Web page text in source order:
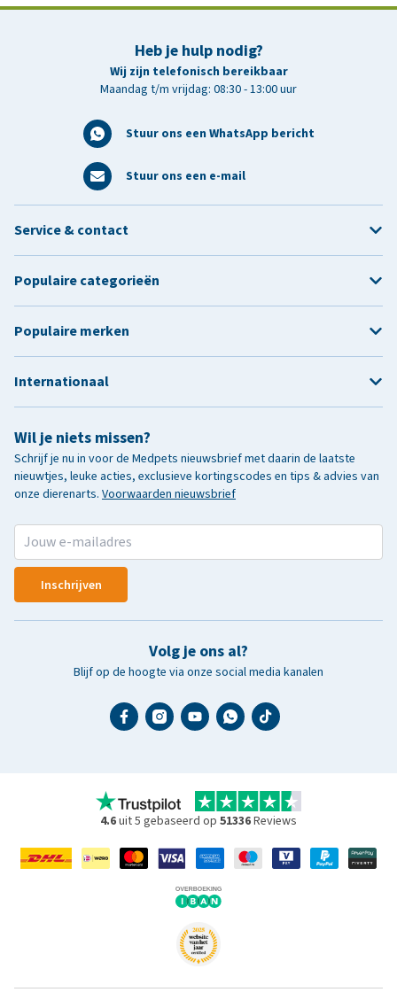
Heb je hulp nodig?
Wij zijn telefonisch bereikbaar
Maandag t/m vrijdag: 08:30 - 13:00 uur
Stuur ons een WhatsApp bericht
Stuur ons een e-mail
Wil je niets missen?
Schrijf je nu in voor de Medpets nieuwsbrief met daarin de laatste
nieuwtjes, leuke acties, exclusieve kortingscodes en tips & advies van
onze dierenarts. Voorwaarden nieuwsbrief
Inschrijven
Volg je ons al?
Blijf op de hoogte via onze social media kanalen
Service & contact
Populaire categorieën
Populaire merken
Internationaal
4.6uit 5 gebaseerd op 51336Reviews